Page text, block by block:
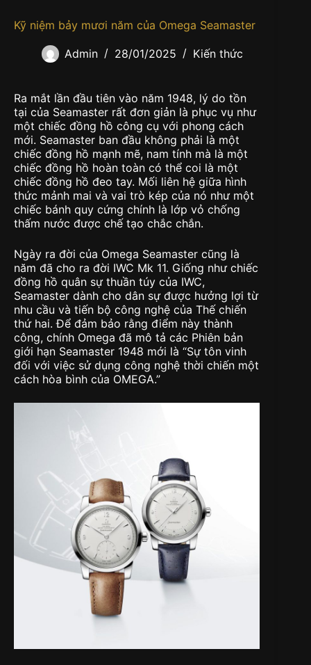
Kỹ niệm bảy mươi năm của Omega Seamaster
Admin 28/01/2025 Kiến thức
Ra mắt lần đầu tiên vào năm 1948, lý do tồn
tại của Seamaster rất đơn giản là phục vụ như
một chiếc đồng hồ công cụ với phong cách
mới. Seamaster ban đầu không phải là một
chiếc đồng hồ mạnh mẽ, nam tính mà là một
chiếc đồng hồ hoàn toàn có thể coi là một
chiếc đồng hồ đeo tay. Mối liên hệ giữa hình
thức mảnh mai và vai trò kép của nó như một
chiếc bánh quy cứng chính là lớp vỏ chống
thấm nước được chế tạo chắc chắn.
Ngày ra đời của Omega Seamaster cũng là
năm đã cho ra đời IWC Mk 11. Giống như chiếc
đồng hồ quân sự thuần túy của IWC,
Seamaster dành cho dân sự được hưởng lợi từ
nhu cầu và tiến bộ công nghệ của Thế chiến
thứ hai. Để đảm bảo rằng điểm này thành
công, chính Omega đã mô tả các Phiên bản
giới hạn Seamaster 1948 mới là “Sự tôn vinh
đối với việc sử dụng công nghệ thời chiến một
cách hòa bình của OMEGA.”